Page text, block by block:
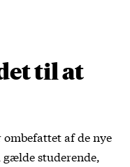
til at
af de nye
studerende,